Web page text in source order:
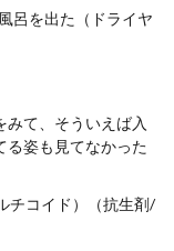
呂を出た（ドライヤ
て、そういえば入
る姿も見てなかった
チコイド）（抗生剤/